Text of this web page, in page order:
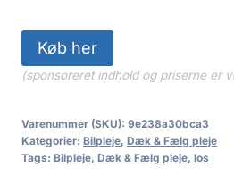
Køb her
(sponsoreret indhold og priserne er
Varenummer (SKU): 9e238a30bca3
Kategorier: Bilpleje, Dæk & Fælg pleje
Tags: Bilpleje, Dæk & Fælg pleje, los